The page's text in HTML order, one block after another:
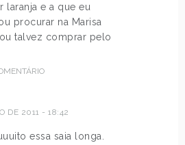
laranja e a que eu
procurar na Marisa
talvez comprar pelo
DE 2011 - 18:42
essa saia longa.